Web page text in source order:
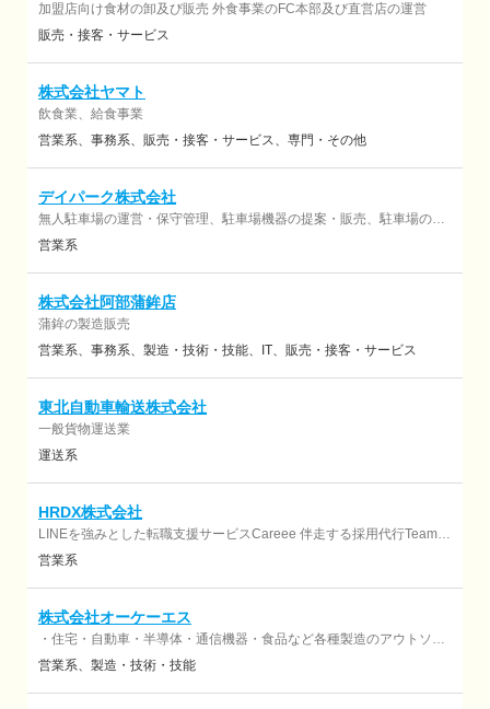
加盟店向け食材の卸及び販売 外食事業のFC本部及び直営店の運営
販売・接客・サービス
株式会社ヤマト
飲食業、給食事業
営業系
事務系 販売・接客・サービス 専門・その他
デイパーク株式会社
無人駐車場の運営・保守管理、駐車場機器の提案・販売、駐車場の企
画・運営代行、立体・自走式駐車場の提案
営業系
株式会社阿部蒲鉾店
蒲鉾の製造販売
営業系
事務系 製造・技術・技能 IT 販売・接客・サービス
東北自動車輸送株式会社
一般貨物運送業
運送系
HRDX株式会社
LINEを強みとした転職支援サービスCareee 伴走する採用代行Team
Recruting 販促集客最大化 LINEマーケ
営業系
株式会社オーケーエス
・住宅・自動車・半導体・通信機器・食品など各種製造のアウトソー
シング ・ロジスティクス部門におけるアウトソーシング及び派遣によ
料職業紹介事業【厚生労働省許可：04-ユ-300136】 ・自社工場での
営業系 製造・技術・技能